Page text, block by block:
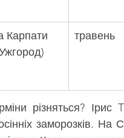
Карпати
травень
різняться? Ірис
заморозків.